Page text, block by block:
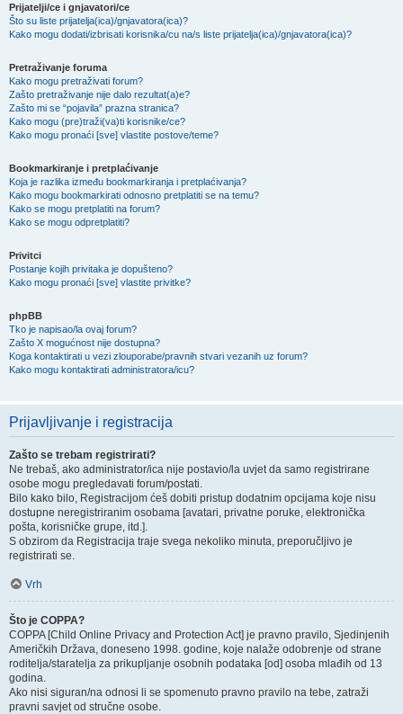
Prijatelji/ce i gnjavatori/ce
Što su liste prijatelja(ica)/gnjavatora(ica)?
Kako mogu dodati/izbrisati korisnika/cu na/s liste prijatelja(ica)/gnjavatora(ica)?
Pretraživanje foruma
Kako mogu pretraživati forum?
Zašto pretraživanje nije dalo rezultat(a)e?
Zašto mi se “pojavila” prazna stranica?
Kako mogu (pre)traži(va)ti korisnike/ce?
Kako mogu pronaći [sve] vlastite postove/teme?
Bookmarkiranje i pretplaćivanje
Koja je razlika između bookmarkiranja i pretplaćivanja?
Kako mogu bookmarkirati odnosno pretplatiti se na temu?
Kako se mogu pretplatiti na forum?
Kako se mogu odpretplatiti?
Privitci
Postanje kojih privitaka je dopušteno?
Kako mogu pronaći [sve] vlastite privitke?
phpBB
Tko je napisao/la ovaj forum?
Zašto X mogućnost nije dostupna?
Koga kontaktirati u vezi zlouporabe/pravnih stvari vezanih uz forum?
Kako mogu kontaktirati administratora/icu?
Prijavljivanje i registracija
Zašto se trebam registrirati?
Ne trebaš, ako administrator/ica nije postavio/la uvjet da samo registrirane
osobe mogu pregledavati forum/postati.
Bilo kako bilo, Registracijom ćeš dobiti pristup dodatnim opcijama koje nisu
dostupne neregistriranim osobama [avatari, privatne poruke, elektronička
pošta, korisničke grupe, itd.].
S obzirom da Registracija traje svega nekoliko minuta, preporučljivo je
registrirati se.
Vrh
Što je COPPA?
COPPA [Child Online Privacy and Protection Act] je pravno pravilo, Sjedinjenih
Američkih Država, doneseno 1998. godine, koje nalaže odobrenje od strane
roditelja/staratelja za prikupljanje osobnih podataka [od] osoba mlađih od 13
godina.
Ako nisi siguran/na odnosi li se spomenuto pravno pravilo na tebe, zatraži
pravni savjet od stručne osobe.